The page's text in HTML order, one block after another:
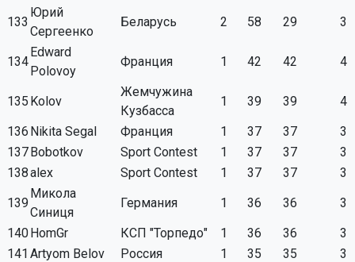
133
Юрий
Сергеенко
Беларусь 2 58 29 3
134
Edward
Polovoy
Франция 1 42 42 4
135 Kolov
Жемчужина
Кузбасса
1 39 39
4
136 Nikita Segal Франция 1 37 37
3
137Bobotkov Sport Contest 1 37 37
3
138alex Sport Contest 1 37 37
3
139
Микола
Синиця
Германия 1 36 36
3
140HomGr КСП "Торпедо" 1 36 36
3
141 Artyom Belov Россия 1 35 35
3